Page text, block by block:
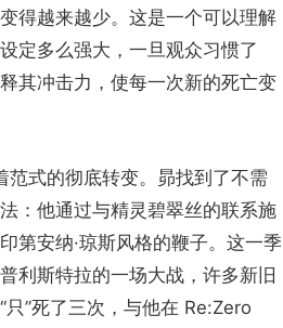
得越来越少。这是一个可以理解
定多么强大，一旦观众习惯了
其冲击力，使每一次新的死亡变
式的彻底转变。昴找到了不需
：他通过与精灵碧翠丝的联系施
第安纳·琼斯风格的鞭子。这一季
利斯特拉的一场大战，许多新旧
”死了三次，与他在 Re:Zero